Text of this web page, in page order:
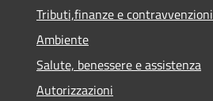
Tributi,finanze e contravvenzioni
Ambiente
Salute, benessere e assistenza
Autorizzazioni